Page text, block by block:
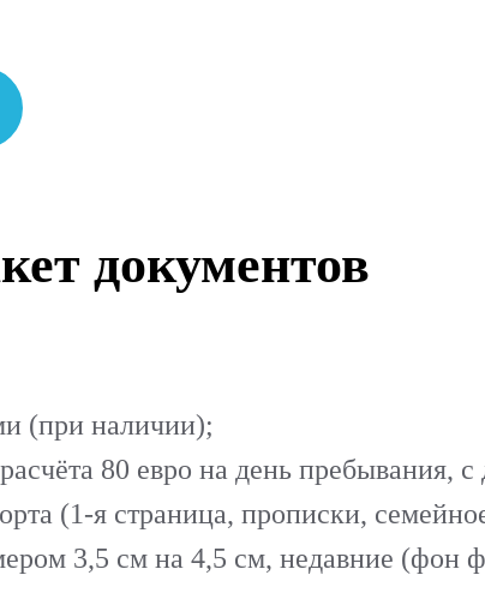
документов
(при наличии);
80 евро на день пребывания,
(1-я страница, прописки,
3,5 см на 4,5 см, недавние (фон